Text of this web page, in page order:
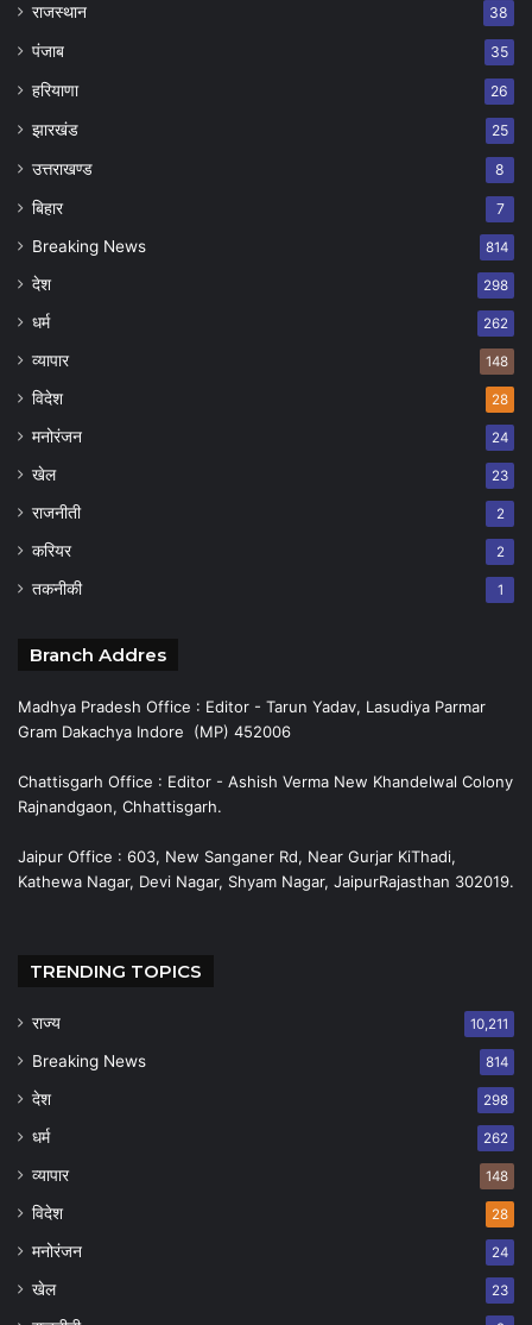
राजस्थान 38
पंजाब 35
हरियाणा 26
झारखंड 25
उत्तराखण्ड 8
बिहार 7
Breaking News 814
देश 298
धर्म 262
व्यापार 148
विदेश 28
मनोरंजन 24
खेल 23
राजनीती 2
करियर 2
तकनीकी 1
Branch Addres
Madhya Pradesh Office : Editor - Tarun Yadav, Lasudiya Parmar
Gram Dakachya Indore (MP) 452006
Chattisgarh Office : Editor - Ashish Verma New Khandelwal Colony
Rajnandgaon, Chhattisgarh.
Jaipur Office : 603, New Sanganer Rd, Near Gurjar KiThadi,
Kathewa Nagar, Devi Nagar, Shyam Nagar, JaipurRajasthan 302019.
TRENDING TOPICS
राज्य 10,211
Breaking News 814
देश 298
धर्म 262
व्यापार 148
विदेश 28
मनोरंजन 24
खेल 23